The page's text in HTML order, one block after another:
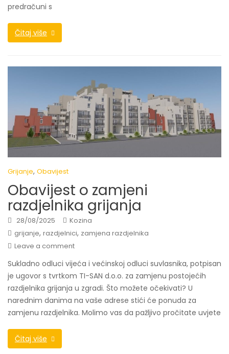
predračuni s
Čitaj više
Grijanje, Obavijest
Obavijest o zamjeni
razdjelnika grijanja
28/08/2025
Kozina
grijanje, razdjelnici, zamjena razdjelnika
Leave a comment
Sukladno odluci vijeća i većinskoj odluci suvlasnika, potpisan
je ugovor s tvrtkom TI-SAN d.o.o. za zamjenu postojećih
razdjelnika grijanja u zgradi. Što možete očekivati? U
narednim danima na vaše adrese stići će ponuda za
zamjenu razdjelnika. Molimo vas da pažljivo pročitate uvjete
Čitaj više